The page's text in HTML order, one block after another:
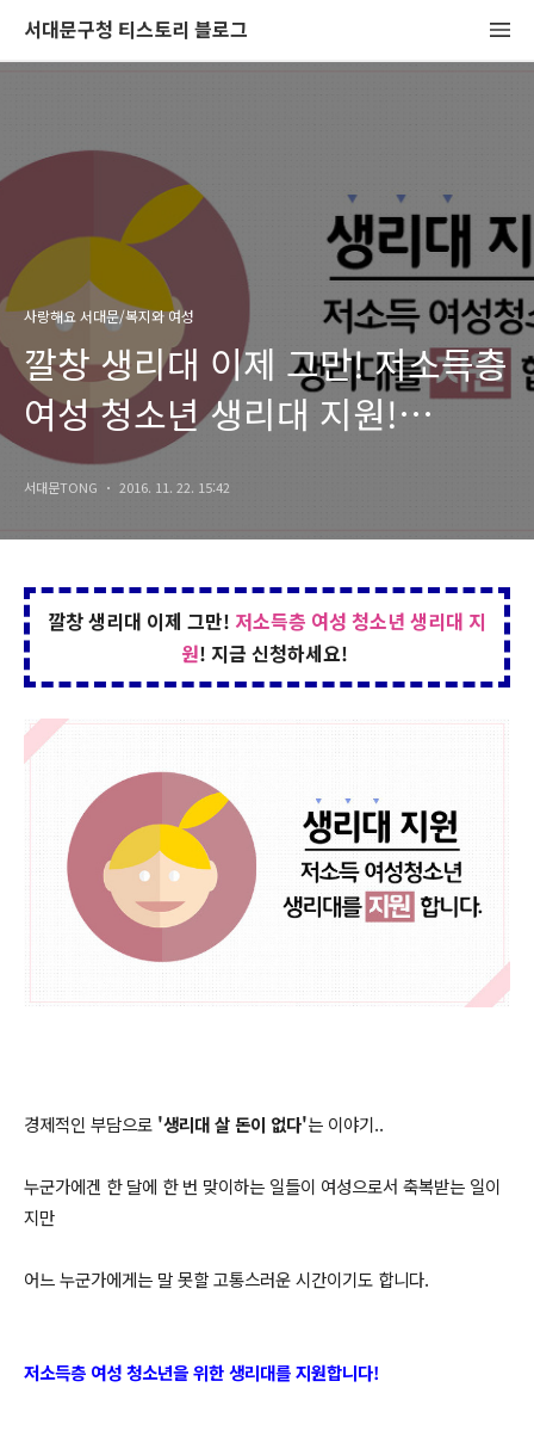
서대문구청 티스토리 블로그
사랑해요 서대문/복지와 여성
깔창 생리대 이제 그만! 저소득층
여성 청소년 생리대 지원!
신청하세요!
서대문TONG 2016. 11. 22. 15:42
깔창 생리대 이제 그만! 저소득층 여성 청소년 생리대 지
원! 지금 신청하세요!
경제적인 부담으로 '생리대 살 돈이 없다'는 이야기..
누군가에겐 한 달에 한 번 맞이하는 일들이 여성으로서 축복받는 일이
지만
어느 누군가에게는 말 못할 고통스러운 시간이기도 합니다.
저소득층 여성 청소년을 위한 생리대를 지원합니다!